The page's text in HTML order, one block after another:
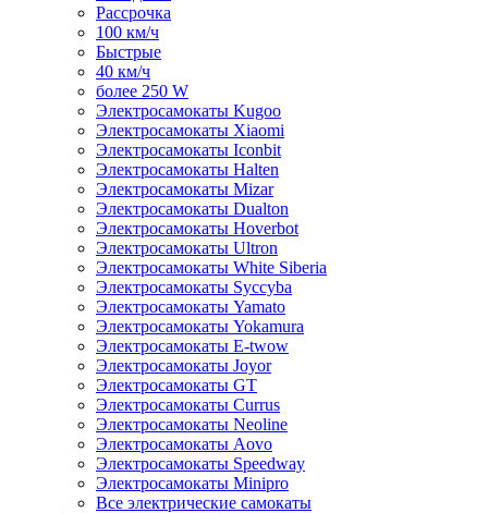
Рассрочка
100 км/ч
Быстрые
40 км/ч
более 250 W
Электросамокаты Kugoo
Электросамокаты Xiaomi
Электросамокаты Iconbit
Электросамокаты Halten
Электросамокаты Mizar
Электросамокаты Dualton
Электросамокаты Hoverbot
Электросамокаты Ultron
Электросамокаты White Siberia
Электросамокаты Syccyba
Электросамокаты Yamato
Электросамокаты Yokamura
Электросамокаты E-twow
Электросамокаты Joyor
Электросамокаты GT
Электросамокаты Currus
Электросамокаты Neoline
Электросамокаты Aovo
Электросамокаты Speedway
Электросамокаты Minipro
Все электрические самокаты